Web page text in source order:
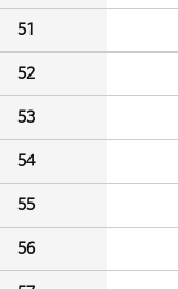
51
52
53
54
55
56